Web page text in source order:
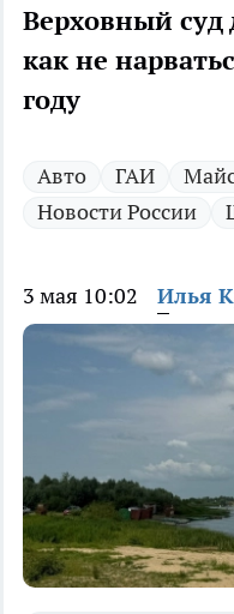
Верховный суд
как не
году
Авто ГАИ
Новости России
3 мая 10:02 Илья